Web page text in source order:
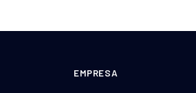
EMPRESA